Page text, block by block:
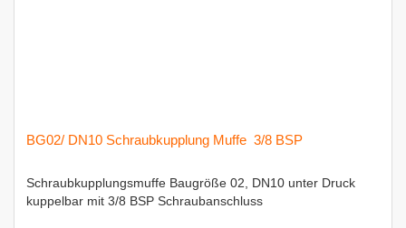
BG02/ DN10 Schraubkupplung Muffe  3/8 BSP
Schraubkupplungsmuffe Baugröße 02, DN10 unter Druck
kuppelbar mit 3/8 BSP Schraubanschluss